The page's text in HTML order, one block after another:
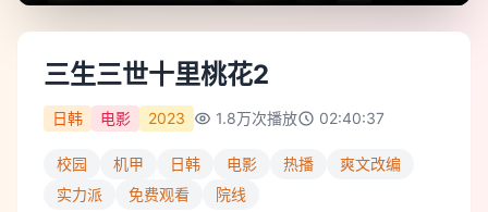
三生三世十里桃花2
日韩 电影 2023 1.8万次播放 02:40:37
校园 机甲 日韩 电影 热播
爽文改编
实力派
免费观看 院线